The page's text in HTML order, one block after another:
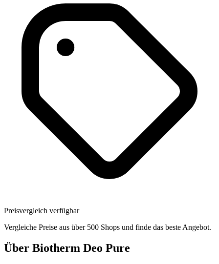
Preisvergleich verfügbar
Vergleiche Preise aus über 500 Shops und finde das beste Angebot.
Über Biotherm Deo Pure